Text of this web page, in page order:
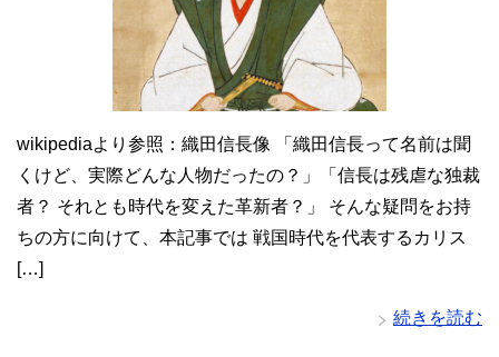
wikipediaより参照：織田信長像 「織田信長って名前は聞
くけど、実際どんな人物だったの？」「信長は残虐な独裁
者？ それとも時代を変えた革新者？」 そんな疑問をお持
ちの方に向けて、本記事では 戦国時代を代表するカリス
[…]
続きを読む